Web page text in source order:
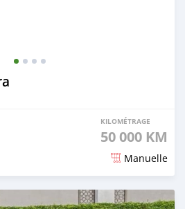
KILOMÉTRAGE
50 000 KM
Manuelle